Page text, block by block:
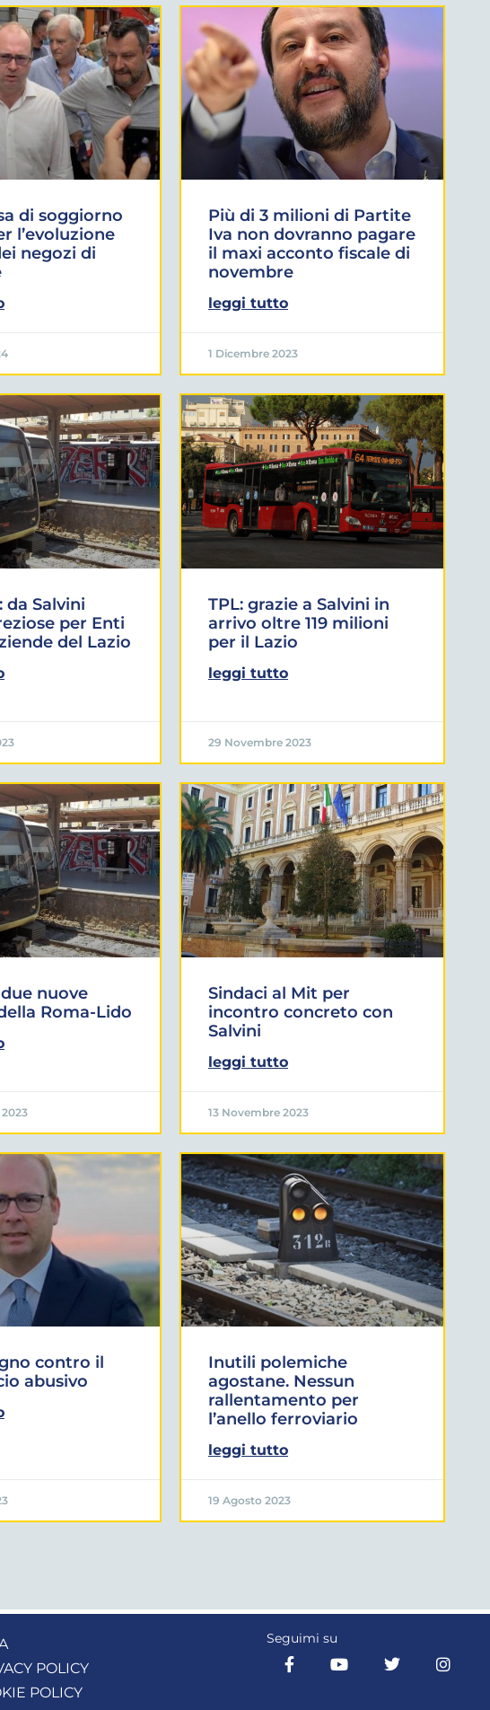
di soggiorno
l’evoluzione
negozi di
Più di 3 milioni di Partite
Iva non dovranno pagare
il maxi acconto fiscale di
novembre
leggi tutto
1 Dicembre 2023
da Salvini
per Enti
del Lazio
TPL: grazie a Salvini in
arrivo oltre 119 milioni
per il Lazio
leggi tutto
29 Novembre 2023
nuove
Roma-Lido
Sindaci al Mit per
incontro concreto con
Salvini
leggi tutto
13 Novembre 2023
contro il
abusivo
Inutili polemiche
agostane. Nessun
rallentamento per
l’anello ferroviario
leggi tutto
19 Agosto 2023
POLICY
POLICY
Seguimi su